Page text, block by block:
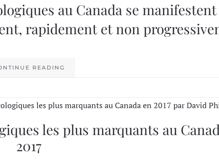
au Canada se manifestent
rapidement et non
READING
les plus marquants au
2017